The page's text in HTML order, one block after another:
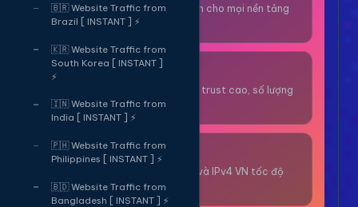
🇧🇷 Website Traffic from
Brazil [ INSTANT ] ⚡
🇰🇷 Website Traffic from
South Korea [ INSTANT ]
⚡
🇮🇳 Website Traffic from
India [ INSTANT ] ⚡
🇵🇭 Website Traffic from
Philippines [ INSTANT ] ⚡
🇧🇩 Website Traffic from
Bangladesh [ INSTANT ] ⚡
Nhận code xác minh cho mọi nền tảng
tức thì.
OTP/Mua Gmail
Tài khoản gmail cổ, trust cao, số lượng
lớn.
Thuê Proxy
Proxy dân cư xoay và IPv4 VN tốc độ
cao.